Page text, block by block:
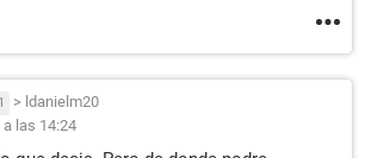
1 > ldanielm20
a las 14:24